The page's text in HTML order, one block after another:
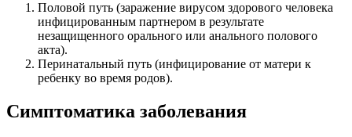
Половой путь (заражение вирусом здорового человека
инфицированным партнером в результате
незащищенного орального или анального полового
акта).
Перинатальный путь (инфицирование от матери к
ребенку во время родов).
Симптоматика заболевания